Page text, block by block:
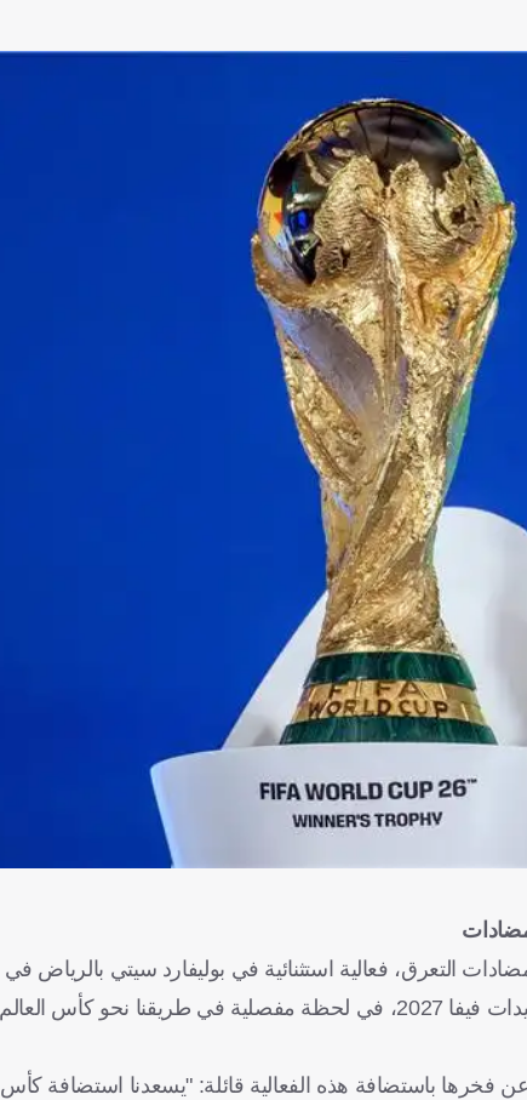
فخرها باستضافة هذه الفعالية قائلة: "يسعدنا استضافة كأس